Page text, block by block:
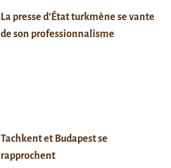
La presse d’État turkmène se vante
de son professionnalisme
Tachkent et Budapest se
rapprochent